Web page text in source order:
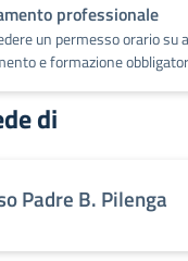
professionale
un permesso orario su
e formazione
di
Padre B. Pilenga